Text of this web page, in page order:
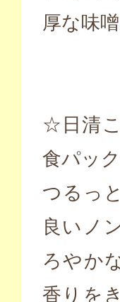
厚な味
☆日清
食パッ
つるっ
良いノ
ろやか
香りを